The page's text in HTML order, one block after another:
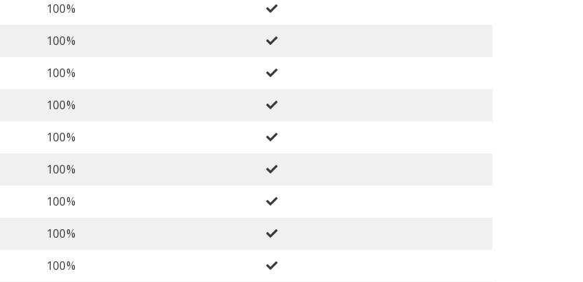
100%
100%
100%
100%
100%
100%
100%
100%
100%